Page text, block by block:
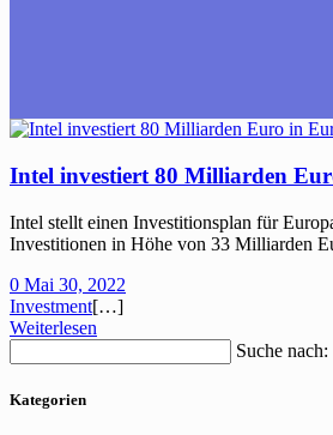
Intel investiert 80 Milliarden
Intel stellt einen Investitionsplan für
Investitionen in Höhe von 33 Milliarden
0 Mai 30, 2022
Investment[…]
Weiterlesen
Suche nach:
Kategorien